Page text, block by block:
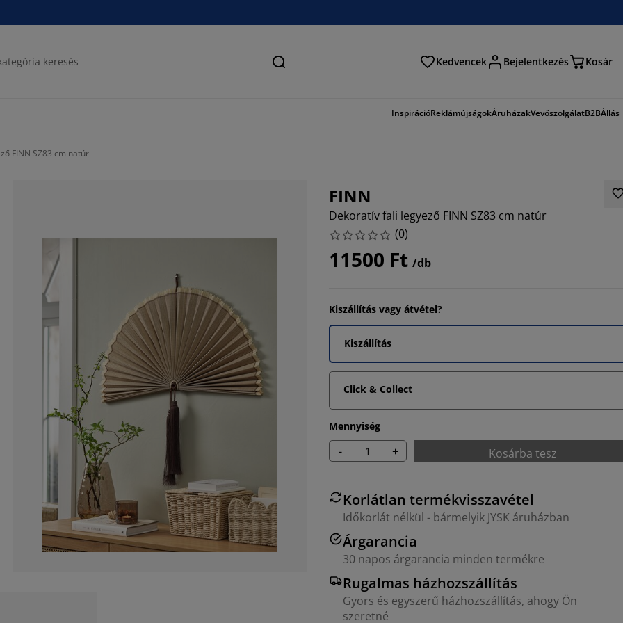
Keresés Kedvencek Bejelentkezés Kosár
InspirációReklámújságokÁruházakVevőszolgálatB2BÁllás
FINN SZ83 cm natúr
FINN
Dekoratív fali legyező FINN SZ83 cm natúr
(0)
11500 Ft /db
Kiszállítás vagy átvétel?
Kiszállítás
Click & Collect
Mennyiség
- + Kosárba tesz
Korlátlan termékvisszavétel
Időkorlát nélkül - bármelyik JYSK áruházban
Árgarancia
30 napos árgarancia minden termékre
Rugalmas házhozszállítás
Gyors és egyszerű házhozszállítás, ahogy Ön
szeretné